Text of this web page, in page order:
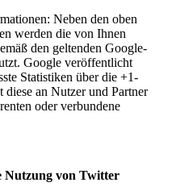
Neben den oben
werden die von Ihnen
den geltenden Google-
Google veröffentlicht
Statistiken über die +1-
an Nutzer und Partner
oder verbundene
Nutzung von Twitter